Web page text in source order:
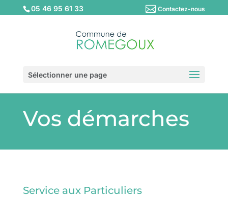
05 46 95 61 33 Contactez-nous
Sélectionner une page
Vos démarches
Service aux Particuliers